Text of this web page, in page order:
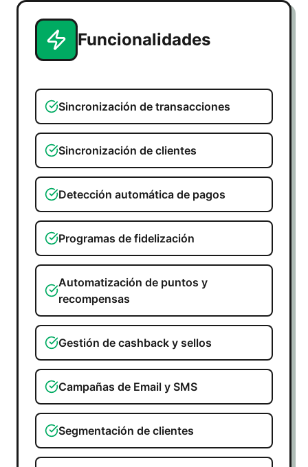
Funcionalidades
Sincronización de transacciones
Sincronización de clientes
Detección automática de pagos
Programas de fidelización
Automatización de puntos y
recompensas
Gestión de cashback y sellos
Campañas de Email y SMS
Segmentación de clientes